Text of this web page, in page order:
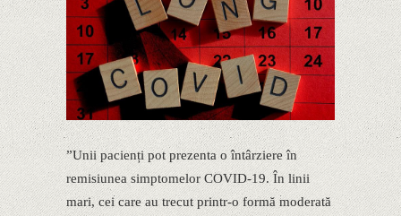
”Unii pacienți pot prezenta o întârziere în
remisiunea simptomelor COVID-19. În linii
mari, cei care au trecut printr-o formă moderată